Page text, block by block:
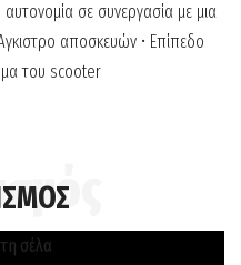
σε συνεργασία με μια
αποσκευών • Επίπεδο
του scooter